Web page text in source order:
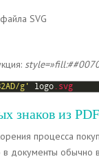
SVG
g' logo.svg
знаков из PDF
процесса
документы обычно